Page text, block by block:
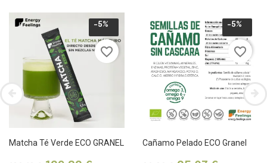
-5%
favorite_border
Matcha Té Verde ECO GRANEL
-5%
favorite_border
Cañamo Pelado ECO Granel